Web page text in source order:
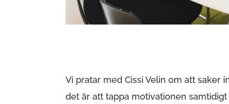
Vi pratar med Cissi Velin om att saker
det är att tappa motivationen